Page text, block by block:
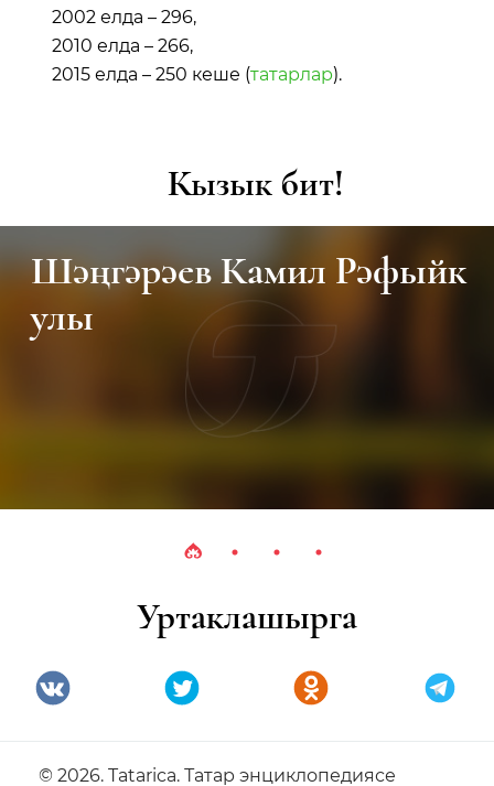
2002 елда – 296,
2010 елда – 266,
2015 елда – 250 кеше (татарлар).
Кызык бит!
Вайс Соломон
Уртаклашырга
© 2026. Tatarica. Татар энциклопедиясе